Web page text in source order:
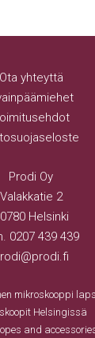
Ota yhteyttä
Prodi Oy
Valakkatie 2
Helsinki
0207 439 439
mikroskooppi
Helsingissä
and